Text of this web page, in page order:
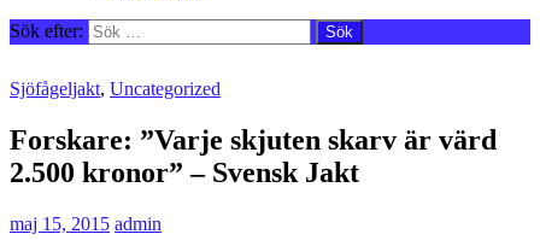
Sök efter:
Sjöfågeljakt, Uncategorized
Forskare: ”Varje skjuten skarv är värd
2.500 kronor” – Svensk Jakt
maj 15, 2015 admin